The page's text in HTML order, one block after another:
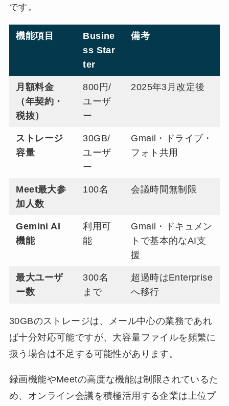
です。
機能項目
Busine
ss Star
ter
備考
月額料金
（年契約・
税抜）
800円/
ユーザ
ー
2025年3月改定後
ストレージ
容量
30GB/
ユーザ
ー
Gmail・ドライブ・
フォト共用
Meet最大参
加人数
100名 会議時間無制限
Gemini AI
機能
利用可
能
Gmail・ドキュメン
トで基本的なAI支
援
最大ユーザ
ー数
300名
まで
超過時はEnterprise
へ移行
30GBのストレージは、メール中心の業務であれ
ば十分対応可能ですが、大容量ファイルを頻繁に
扱う場合は不足する可能性があります。
録画機能やMeetの高度な機能は制限されているた
め、オンライン会議を積極活用する企業は上位プ